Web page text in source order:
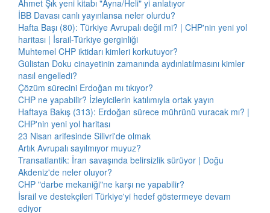
Ahmet Şık yeni kitabı "Ayna/Heli" yi anlatıyor
İBB Davası canlı yayınlansa neler olurdu?
Hafta Başı (80): Türkiye Avrupalı değil mi? | CHP'nin yeni yol
haritası | İsrail-Türkiye gerginliği
Muhtemel CHP iktidarı kimleri korkutuyor?
Gülistan Doku cinayetinin zamanında aydınlatılmasını kimler
nasıl engelledi?
Çözüm sürecini Erdoğan mı tıkıyor?
CHP ne yapabilir? İzleyicilerin katılımıyla ortak yayın
Haftaya Bakış (313): Erdoğan sürece mührünü vuracak mı? |
CHP'nin yeni yol haritası
23 Nisan arifesinde Silivri'de olmak
Artık Avrupalı sayılmıyor muyuz?
Transatlantik: İran savaşında belirsizlik sürüyor | Doğu
Akdeniz'de neler oluyor?
CHP "darbe mekaniği"ne karşı ne yapabilir?
İsrail ve destekçileri Türkiye'yi hedef göstermeye devam
ediyor